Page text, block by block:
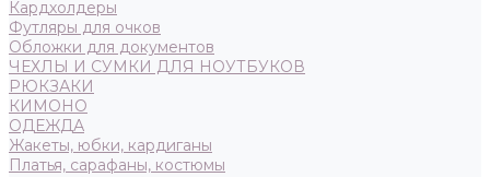
Кардхолдеры
Футляры для очков
Обложки для документов
ЧЕХЛЫ И СУМКИ ДЛЯ НОУТБУКОВ
РЮКЗАКИ
КИМОНО
ОДЕЖДА
Жакеты, юбки, кардиганы
Платья, сарафаны, костюмы